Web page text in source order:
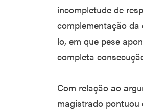
incompletude de
complementação
lo, em que pese
completa
Com relação ao
magistrado pontuou